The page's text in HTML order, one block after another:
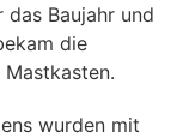
Baujahr und
die
wurden mit